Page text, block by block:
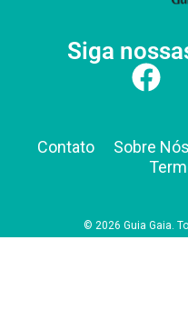
Siga
Contato Sobre Nós
© 2026 Guia Gaia.